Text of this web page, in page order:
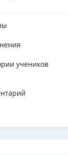
учеников